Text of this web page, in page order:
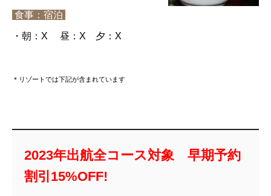
食事：宿泊
・朝：X 昼：X 夕：X
＊リゾートでは下記が含まれています
2023年出航全コース対象 早期予約
割引15%OFF!